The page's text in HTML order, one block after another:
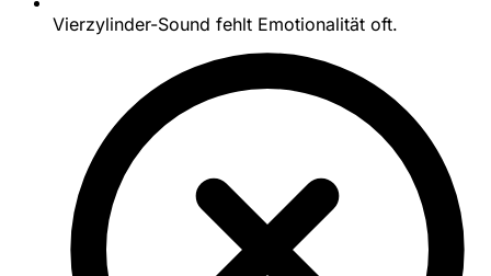
Vierzylinder-Sound fehlt Emotionalität oft.